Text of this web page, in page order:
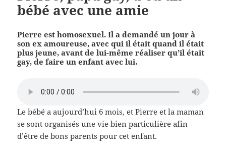
bébé avec une amie
Pierre est homosexuel. Il a demandé un jour à
son ex amoureuse, avec qui il était quand il était
plus jeune, avant de lui-même réaliser qu’il était
gay, de faire un enfant avec lui.
Le bébé a aujourd’hui 6 mois, et Pierre et la maman
se sont organisés une vie bien particulière afin
d’être de bons parents pour cet enfant.